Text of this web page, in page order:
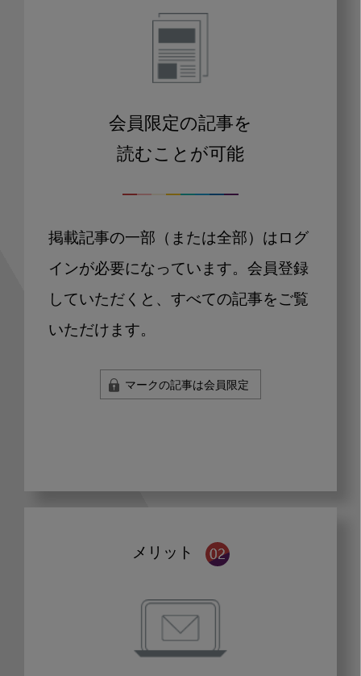
会員限定の記事を
読むことが可能
掲載記事の一部（または全部）はログ
インが必要になっています。会員登録
していただくと、すべての記事をご覧
いただけます。
マークの記事は会員限定
メリット